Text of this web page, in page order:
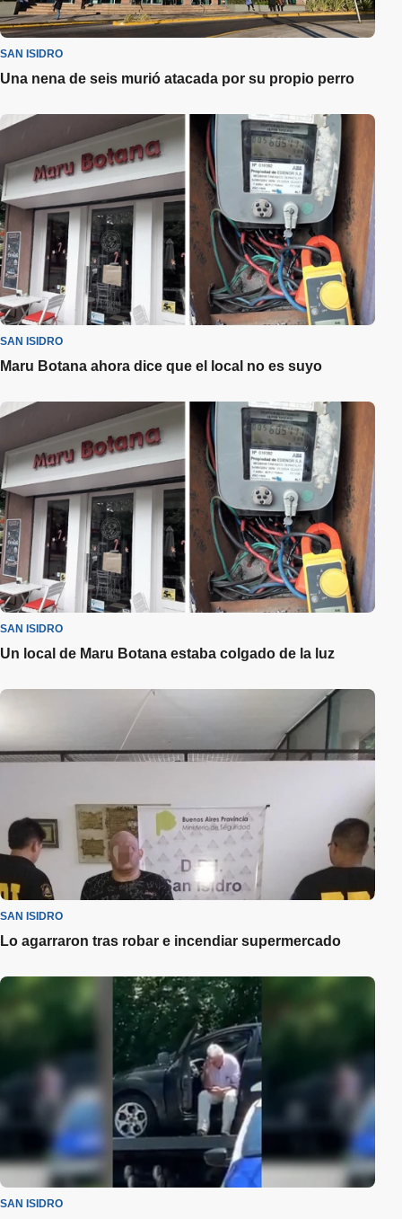
SAN ISIDRO
Una nena de seis murió atacada por su propio perro
SAN ISIDRO
Maru Botana ahora dice que el local no es suyo
SAN ISIDRO
Un local de Maru Botana estaba colgado de la luz
SAN ISIDRO
Lo agarraron tras robar e incendiar supermercado
SAN ISIDRO